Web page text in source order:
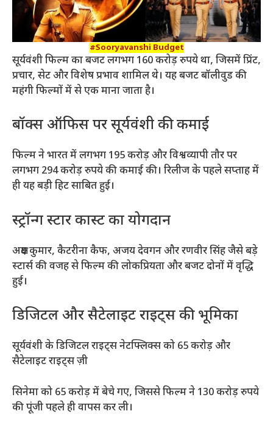
#Sooryavanshi Budget
सूर्यवंशी फिल्म का बजट लगभग 160 करोड़ रुपये था, जिसमें प्रिंट,
प्रचार, सेट और विशेष प्रभाव शामिल थे। यह बजट बॉलीवुड की
महंगी फिल्मों में से एक माना जाता है।
बॉक्स ऑफिस पर सूर्यवंशी की कमाई
फिल्म ने भारत में लगभग 195 करोड़ और विश्वव्यापी तौर पर
लगभग 294 करोड़ रुपये की कमाई की। रिलीज के पहले सप्ताह में
ही यह बड़ी हिट साबित हुई।
स्ट्रॉन्ग स्टार कास्ट का योगदान
अक्षय कुमार, कैटरीना कैफ, अजय देवगन और रणवीर सिंह जैसे बड़े
स्टार्स की वजह से फिल्म की लोकप्रियता और बजट दोनों में वृद्धि
हुई।
डिजिटल और सैटेलाइट राइट्स की भूमिका
सूर्यवंशी के डिजिटल राइट्स नेटफ्लिक्स को 65 करोड़ और
सैटेलाइट राइट्स ज़ी
सिनेमा को 65 करोड़ में बेचे गए, जिससे फिल्म ने 130 करोड़ रुपये
की पूंजी पहले ही वापस कर ली।